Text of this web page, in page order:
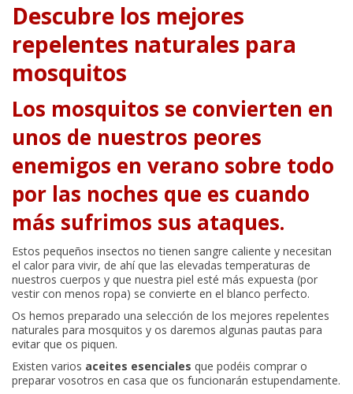
Descubre los mejores
repelentes naturales para
mosquitos
Los mosquitos se convierten en
unos de nuestros peores
enemigos en verano sobre todo
por las noches que es cuando
más sufrimos sus ataques.
Estos pequeños insectos no tienen sangre caliente y necesitan
el calor para vivir, de ahí que las elevadas temperaturas de
nuestros cuerpos y que nuestra piel esté más expuesta (por
vestir con menos ropa) se convierte en el blanco perfecto.
Os hemos preparado una selección de los mejores repelentes
naturales para mosquitos y os daremos algunas pautas para
evitar que os piquen.
Existen varios aceites esenciales que podéis comprar o
preparar vosotros en casa que os funcionarán estupendamente.